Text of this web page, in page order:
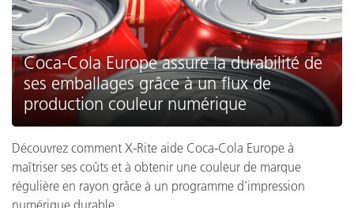
Coca-Cola Europe assure la durabilité de
ses emballages grâce à un flux de
production couleur numérique
Découvrez comment X-Rite aide Coca-Cola Europe à
maîtriser ses coûts et à obtenir une couleur de marque
régulière en rayon grâce à un programme d’impression
numérique durable.